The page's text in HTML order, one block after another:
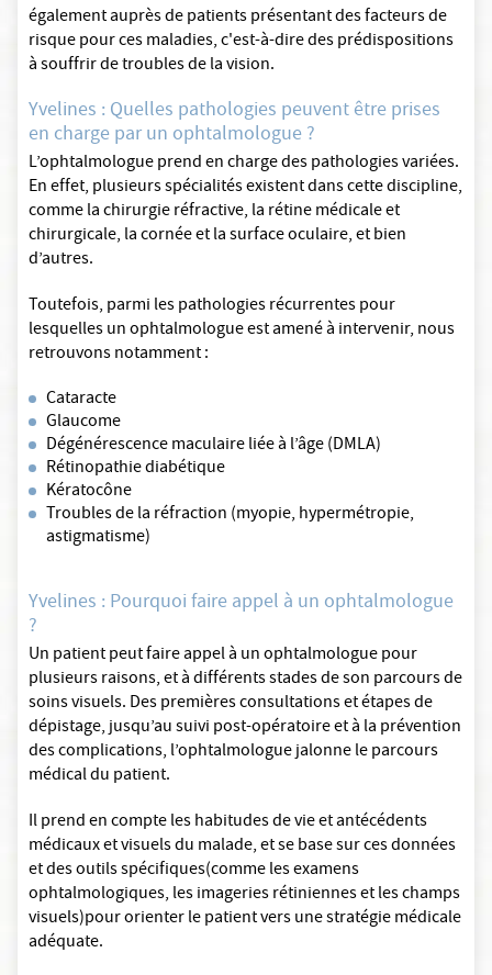
également auprès de patients présentant des facteurs de
risque pour ces maladies, c'est-à-dire des prédispositions
à souffrir de troubles de la vision.
Yvelines : Quelles pathologies peuvent être prises
en charge par un ophtalmologue ?
L’ophtalmologue prend en charge des pathologies variées.
En effet, plusieurs spécialités existent dans cette discipline,
comme la chirurgie réfractive, la rétine médicale et
chirurgicale, la cornée et la surface oculaire, et bien
d’autres.
Toutefois, parmi les pathologies récurrentes pour
lesquelles un ophtalmologue est amené à intervenir, nous
retrouvons notamment :
Cataracte
Glaucome
Dégénérescence maculaire liée à l’âge (DMLA)
Rétinopathie diabétique
Kératocône
Troubles de la réfraction (myopie, hypermétropie,
astigmatisme)
Yvelines : Pourquoi faire appel à un ophtalmologue
?
Un patient peut faire appel à un ophtalmologue pour
plusieurs raisons, et à différents stades de son parcours de
soins visuels. Des premières consultations et étapes de
dépistage, jusqu’au suivi post-opératoire et à la prévention
des complications, l’ophtalmologue jalonne le parcours
médical du patient.
Il prend en compte les habitudes de vie et antécédents
médicaux et visuels du malade, et se base sur ces données
et des outils spécifiques(comme les examens
ophtalmologiques, les imageries rétiniennes et les champs
visuels)pour orienter le patient vers une stratégie médicale
adéquate.